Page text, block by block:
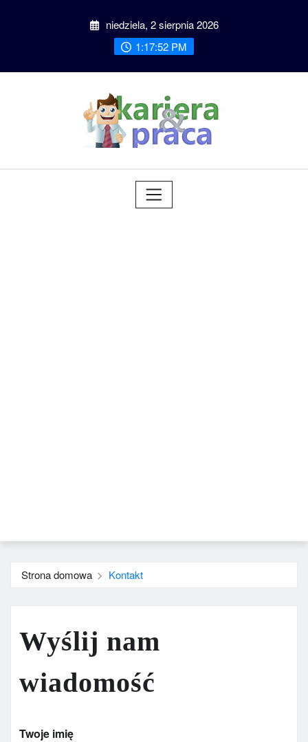
niedziela, 2 sierpnia 2026
1:17:53 PM
Strona domowa Kontakt
Wyślij nam
wiadomość
Twoje imię